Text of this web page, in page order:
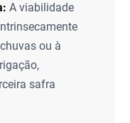
A viabilidade
ou à
safra